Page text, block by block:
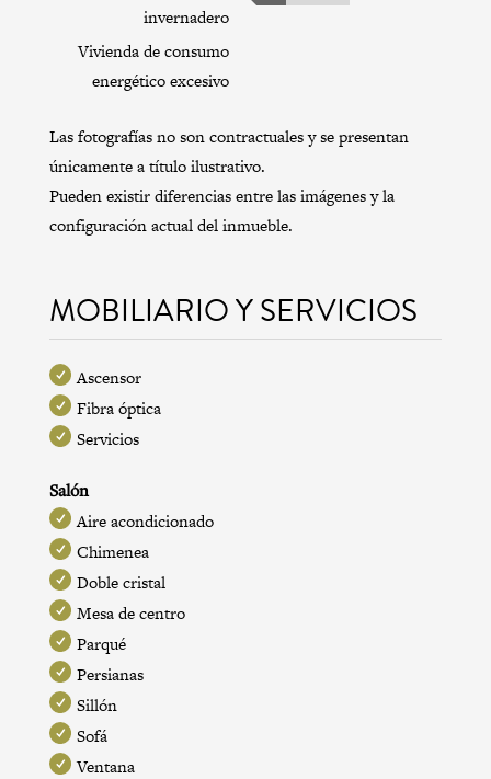
invernadero
Vivienda de consumo
energético excesivo
Las fotografías no son contractuales y se presentan
únicamente a título ilustrativo.
Pueden existir diferencias entre las imágenes y la
configuración actual del inmueble.
MOBILIARIO Y SERVICIOS
Ascensor
Fibra óptica
Servicios
Salón
Aire acondicionado
Chimenea
Doble cristal
Mesa de centro
Parqué
Persianas
Sillón
Sofá
Ventana